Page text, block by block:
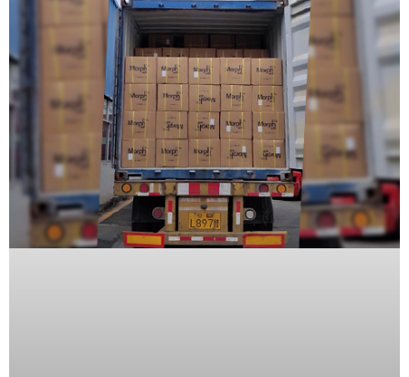
Videograbadoras
Móviles,
Dash
Cams y
Cams
AccesoriosBody
Cams
(Portátiles)Cámaras
Móviles
Dash
Cams
Videoporteros
e